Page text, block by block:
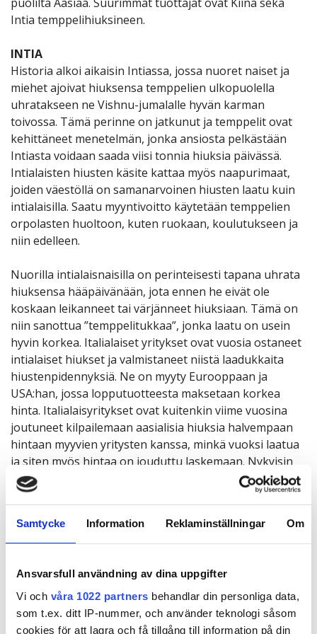
Samtycke Information Reklaminställningar Om
Ansvarsfull användning av dina uppgifter
Vi och våra 1022 partners behandlar din personliga data,
som t.ex. ditt IP-nummer, och använder teknologi såsom
cookies för att lagra och få tillgång till information på din
Intia temppelihiuksineen.
INTIA
Historia alkoi aikaisin Intiassa, jossa nuoret naiset ja
miehet ajoivat hiuksensa temppelien ulkopuolella
uhratakseen ne Vishnu-jumalalle hyvän karman
toivossa. Tämä perinne on jatkunut ja temppelit ovat
kehittäneet menetelmän, jonka ansiosta pelkästään
Intiasta voidaan saada viisi tonnia hiuksia päivässä.
Intialaisten hiusten käsite kattaa myös naapurimaat,
joiden väestöllä on samanarvoinen hiusten laatu kuin
intialaisilla. Saatu myyntivoitto käytetään temppelien
orpolasten huoltoon, kuten ruokaan, koulutukseen ja
niin edelleen.
Nuorilla intialaisnaisilla on perinteisesti tapana uhrata
hiuksensa hääpäivänään, jota ennen he eivät ole
koskaan leikanneet tai värjänneet hiuksiaan. Tämä on
niin sanottua ”temppelitukkaa”, jonka laatu on usein
hyvin korkea. Italialaiset yritykset ovat vuosia ostaneet
intialaiset hiukset ja valmistaneet niistä laadukkaita
hiustenpidennyksiä. Ne on myyty Eurooppaan ja
USA:han, jossa lopputuotteesta maksetaan korkea
hinta. Italialaisyritykset ovat kuitenkin viime vuosina
joutuneet kilpailemaan aasialisia hiuksia halvempaan
hintaan myyvien yritysten kanssa, minkä vuoksi laatua
ja siten myös hintaa on jouduttu laskemaan. Nykyisin
on melkein mahdotonta saada sataprosenttisesti
intialaista hiusta. Useimmiten siihen on sekoitettu
KIINA – AASIA
tehtaat, alhaiset työkustannukset ja rajattomat
resurssit antavat Kiinalle mahdollisuuden toimittaa
tonneittain hiustenpidennyksiä joka kuukausi. Täällä